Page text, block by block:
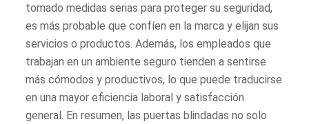
tomado medidas serias para proteger su seguridad,
es más probable que confíen en la marca y elijan sus
servicios o productos. Además, los empleados que
trabajan en un ambiente seguro tienden a sentirse
más cómodos y productivos, lo que puede traducirse
en una mayor eficiencia laboral y satisfacción
general. En resumen, las puertas blindadas no solo